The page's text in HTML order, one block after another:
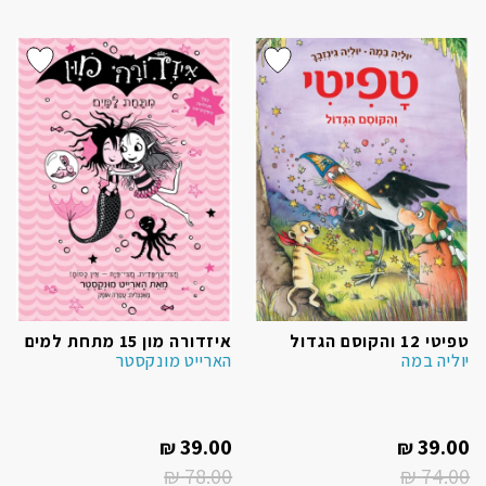
הוסף ל
WISHLIST
טפיטי 12 והקוסם הגדול
יוליה במה
74.00
₪המחיר
39.00
₪
המחיר
הנוכחי
הוא:
הוסף ל
WISHLIST
איזדורה מון 15 מתחת למים
הארייט מונקסטר
78.00
₪המחיר
39.00
₪
המחיר
הנוכחי
הוא: